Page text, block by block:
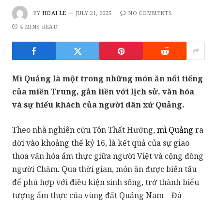
BY HOAI LE JULY 21, 2025
NO COMMENTS
4 MINS READ
Mì Quảng là một trong những món ăn nổi tiếng
của miền Trung, gắn liền với lịch sử, văn hóa
và sự hiếu khách của người dân xứ Quảng.
Theo nhà nghiên cứu Tôn Thất Hướng,mì Quảng ra
đời vào khoảng thế kỷ 16, là kết quả của sự giao
thoa văn hóa ẩm thực giữa người Việt và cộng đồng
người Chăm. Qua thời gian, món ăn được biến tấu
để phù hợp với điều kiện sinh sống, trở thành biểu
tượng ẩm thực của vùng đất Quảng Nam – Đà